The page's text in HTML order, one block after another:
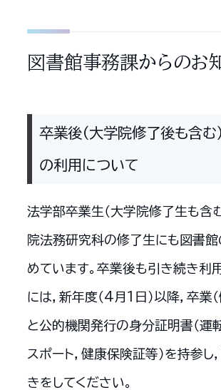
図書館事務課からのお
卒業後（大学院修了後も含む
の利用について
法学部卒業生（大学院修了生も含
院法務研究科の修了生にも図書
めています。卒業後も引き続き利
には，新年度（4月1日）以降，卒業
と公的機関発行の身分証明書（運
スポート，健康保険証等）を持参し
きをしてください。